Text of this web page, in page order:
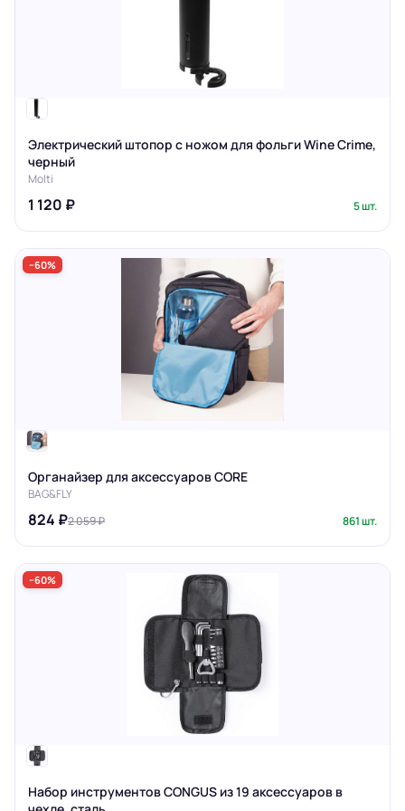
Электрический штопор с ножом для фольги Wine Crime,
черный
Molti
1 120 ₽ 5 шт.
−60%
Органайзер для аксессуаров CORE
BAG&FLY
824 ₽2 059 ₽ 861 шт.
−60%
Набор инструментов CONGUS из 19 аксессуаров в